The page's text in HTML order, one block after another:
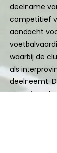
deelname
competitief
aandacht
waarbij de
als
deelneemt.
eigen